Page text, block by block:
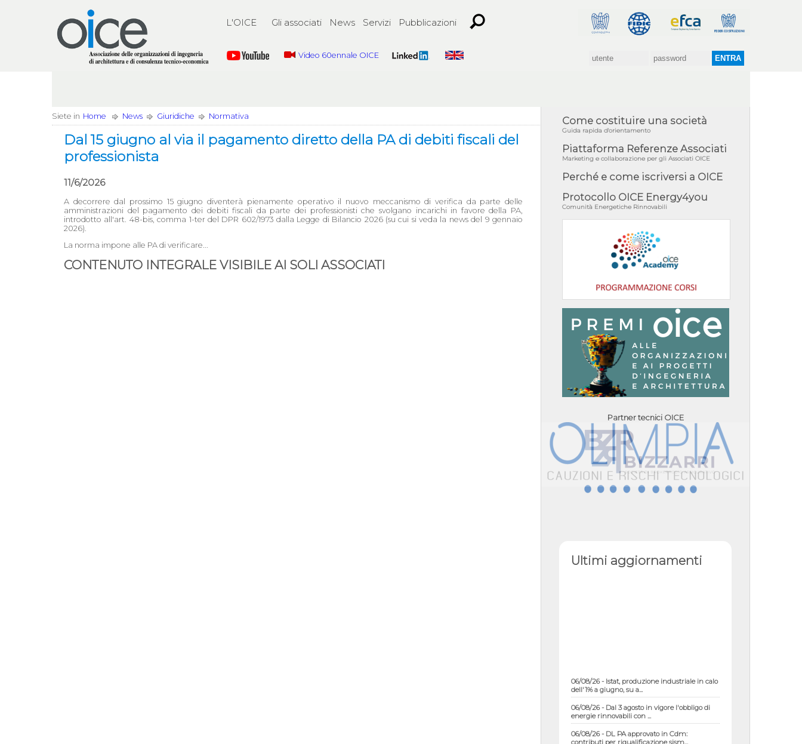
L'OICE Gli associati News Servizi Pubblicazioni
Video 60ennale OICE
Siete in Home News Giuridiche Normativa
Dal 15 giugno al via il pagamento diretto della PA di debiti fiscali del
professionista
11/6/2026
A decorrere dal prossimo 15 giugno diventerà pienamente operativo il nuovo meccanismo di verifica da parte delle
amministrazioni del pagamento dei debiti fiscali da parte dei professionisti che svolgano incarichi in favore della PA,
introdotto all'art. 48-bis, comma 1-ter del DPR 602/1973 dalla Legge di Bilancio 2026 (su cui si veda la news del 9 gennaio
2026).
La norma impone alle PA di verificare...
CONTENUTO INTEGRALE VISIBILE AI SOLI ASSOCIATI
Come costituire una società
Guida rapida d'orientamento
Piattaforma Referenze Associati
Marketing e collaborazione per gli Associati OICE
Perché e come iscriversi a OICE
Protocollo OICE Energy4you
Comunità Energetiche Rinnovabili
Partner tecnici OICE
Ultimi aggiornamenti
dell'1% a giugno, su a...
energie rinnovabili con ...
contributi per riqualificazione sism...